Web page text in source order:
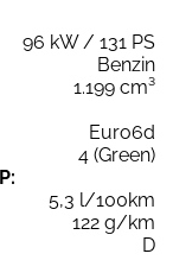
96 kW / 131 PS
Benzin
1.199 cm³
Euro6d
4 (Green)
5,3 l/100km
122 g/km
D